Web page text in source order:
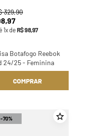
329,90
,97
1x deR$98,97
Botafogo Reebok
24/25 - Feminina
COMPRAR
-70%